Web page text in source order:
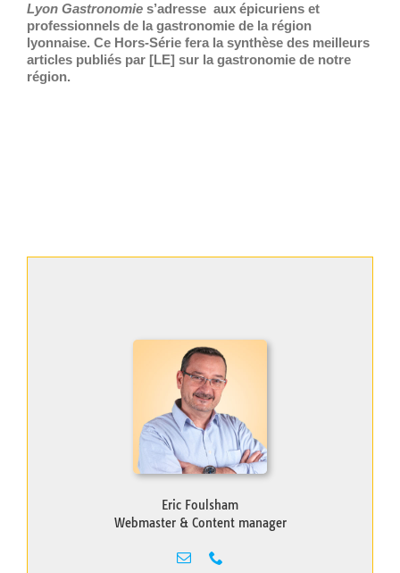
Lyon Gastronomie s’adresse aux épicuriens et
professionnels de la gastronomie de la région
lyonnaise. Ce Hors-Série fera la synthèse des meilleurs
articles publiés par [LE] sur la gastronomie de notre
région.
Eric Foulsham
Webmaster & Content manager